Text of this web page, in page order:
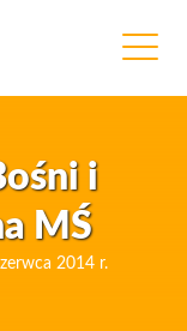
i
MŚ
2014 r.